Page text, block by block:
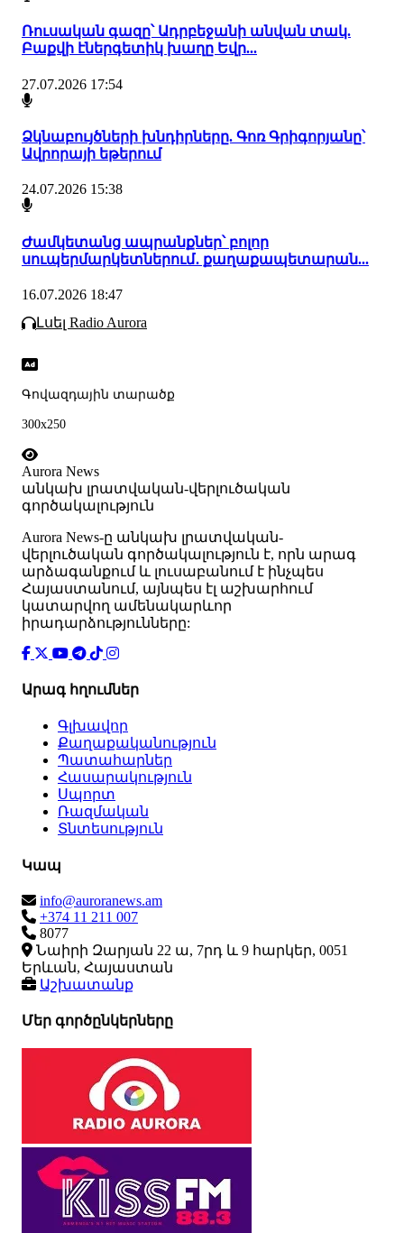
Ռուսական գազը՝ Ադրբեջանի անվան տակ.
Բաքվի էներգետիկ խաղը Եվր...
27.07.2026 17:54
Ձկնաբույծների խնդիրները. Գոռ Գրիգորյանը՝
Ավրորայի եթերում
24.07.2026 15:38
Ժամկետանց ապրանքներ՝ բոլոր
սուպերմարկետներում․ քաղաքապետարան...
16.07.2026 18:47
Լսել Radio Aurora
Գովազդային տարածք
300x250
Aurora News
անկախ լրատվական-վերլուծական
գործակալություն
Аurora News-ը անկախ լրատվական-
վերլուծական գործակալություն է, որն արագ
արձագանքում և լուսաբանում է ինչպես
Հայաստանում, այնպես էլ աշխարհում
կատարվող ամենակարևոր
իրադարձությունները:
Արագ հղումներ
Գլխավոր
Քաղաքականություն
Պատահարներ
Հասարակություն
Սպորտ
Ռազմական
Տնտեսություն
Կապ
info@auroranews.am
+374 11 211 007
8077
Նաիրի Զարյան 22 ա, 7րդ և 9 հարկեր, 0051
Երևան, Հայաստան
Աշխատանք
Մեր գործընկերները